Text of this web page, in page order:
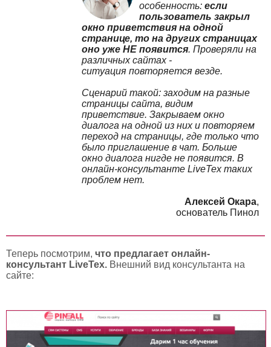
особенность: если
пользователь закрыл
окно приветствия на одной
странице, то на других страницах
оно уже НЕ появится. Проверяли на
различных сайтах -
ситуация повторяется везде.
Сценарий такой: заходим на разные
страницы сайта, видим
приветствие. Закрываем окно
диалога на одной из них и повторяем
переход на страницы, где только что
было приглашение в чат. Больше
окно диалога нигде не появится. В
онлайн-консультанте LiveTex таких
проблем нет.
Алексей Окара,
основатель Пинол
Теперь посмотрим, что предлагает онлайн-
консультант LiveTex. Внешний вид консультанта на
сайте: